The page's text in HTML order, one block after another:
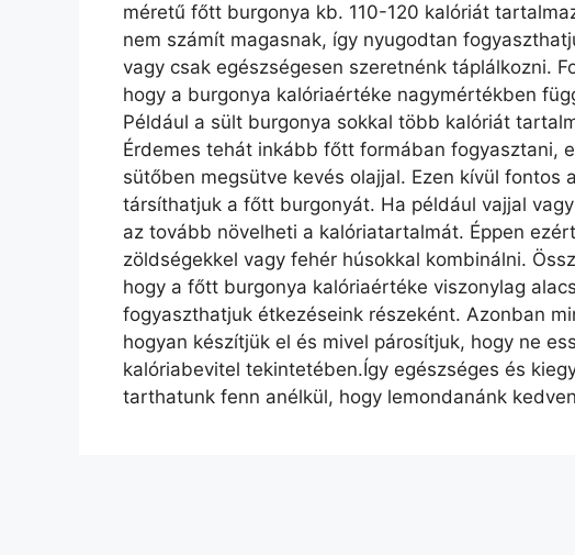
méretű főtt burgonya kb. 110-120 kalóriát
nem számít magasnak, így nyugodtan
vagy csak egészségesen szeretnénk táplálkozni.
hogy a burgonya kalóriaértéke nagymértékben
Például a sült burgonya sokkal több kalóriát
Érdemes tehát inkább főtt formában fogyasztani,
sütőben megsütve kevés olajjal. Ezen kívül fontos
társíthatjuk a főtt burgonyát. Ha például vajjal
az tovább növelheti a kalóriatartalmát. Éppen
zöldségekkel vagy fehér húsokkal kombinálni.
hogy a főtt burgonya kalóriaértéke viszonylag
fogyaszthatjuk étkezéseink részeként. Azonban
hogyan készítjük el és mivel párosítjuk, hogy ne
kalóriabevitel tekintetében.Így egészséges és
tarthatunk fenn anélkül, hogy lemondanánk